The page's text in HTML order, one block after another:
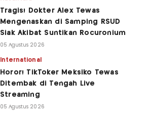
Tragis! Dokter Alex Tewas
Mengenaskan di Samping RSUD
Siak Akibat Suntikan Rocuronium
05 Agustus 2026
International
Horor! TikToker Meksiko Tewas
Ditembak di Tengah Live
Streaming
05 Agustus 2026